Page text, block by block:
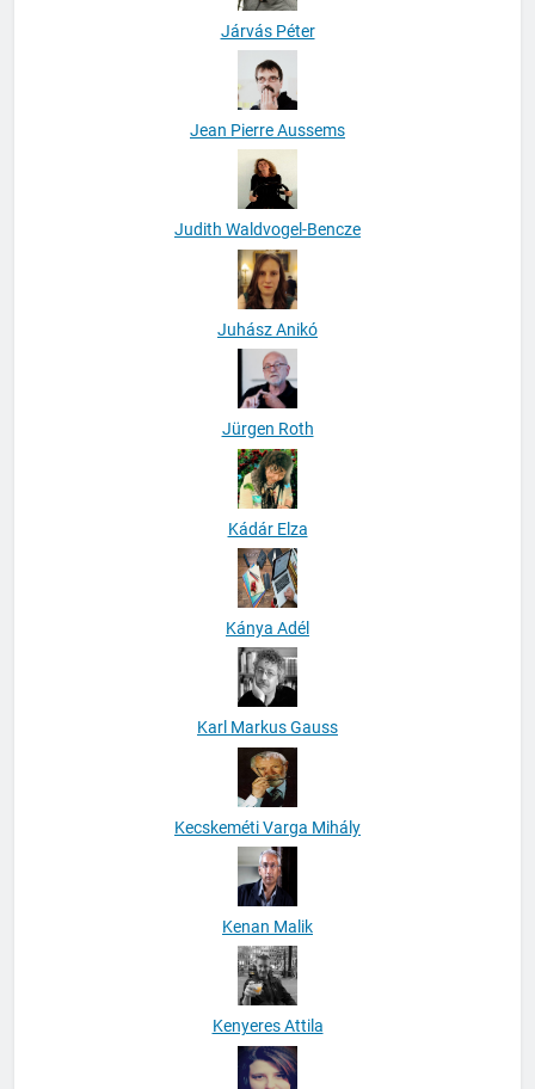
Járvás Péter
Jean Pierre Aussems
Judith Waldvogel-Bencze
Juhász Anikó
Jürgen Roth
Kádár Elza
Kánya Adél
Karl Markus Gauss
Kecskeméti Varga Mihály
Kenan Malik
Kenyeres Attila